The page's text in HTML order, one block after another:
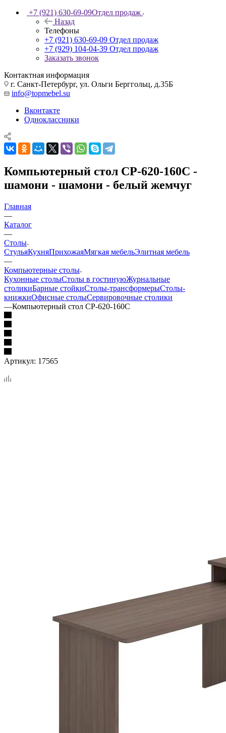
+7 (921) 630-69-09Отдел продаж
Назад
Телефоны
+7 (921) 630-69-09 Отдел продаж
+7 (929) 104-04-39 Отдел продаж
Заказать звонок
Контактная информация
г. Санкт-Петербург, ул. Ольги Берггольц, д.35Б
info@topmebel.su
Вконтакте
Одноклассники
Компьютерный стол СР-620-160С -
шамони - шамони - белый жемчуг
Главная
—
Каталог
—
Столы
СтульяКухняПрихожаяМягкая мебельЭлитная мебель
—
Компьютерные столы
Кухонные столыСтолы в гостинуюЖурнальные
столикиБарные стойкиСтолы-трансформерыСтолы-
книжкиОфисные столыСервировочные столики
—Компьютерный стол СР-620-160С
Артикул: 17565